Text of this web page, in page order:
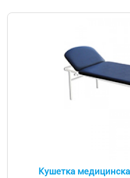
Кушетка